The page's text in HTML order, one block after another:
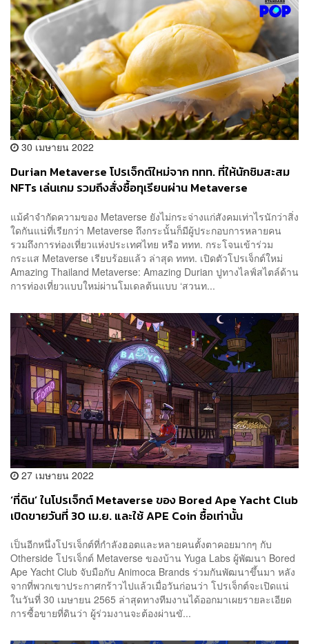
30 เมษายน 2022
Durian Metaverse โปรเจ็กต์ใหม่จาก ททท. ที่ให้นักชิมสะสม
NFTs เล่นเกม รวมถึงสั่งซื้อทุเรียนผ่าน Metaverse
แม้คำจำกัดความของ Metaverse ยังไม่กระจ่างแก่สังคมเท่าไรนักว่าสิ่ง
ใดกันแน่ที่เรียกว่า Metaverse ถึงกระนั้นก็มีผู้ประกอบการหลายคน
รวมถึงการท่องเที่ยวแห่งประเทศไทย หรือ ททท. กระโจนเข้าร่วม
กระแส Metaverse เรียบร้อยแล้ว ล่าสุด ททท. เปิดตัวโปรเจ็กต์ใหม่
Amazing Thailand Metaverse: Amazing Durian ปูทางไลฟ์สไตล์ด้าน
การท่องเที่ยวแบบใหม่ผ่านโมเดลต้นแบบ ‘สวนท...
27 เมษายน 2022
‘ที่ดิน’ ในโปรเจ็กต์ Metaverse ของ Bored Ape Yacht Club
เปิดขายวันที่ 30 เม.ย. และใช้ APE Coin ซื้อเท่านั้น
เป็นอีกหนึ่งโปรเจ็กต์ที่กำลังฮอตและหลายคนตั้งตาคอยมากๆ กับ
Otherside โปรเจ็กต์ Metaverse ของบ้าน Yuga Labs ผู้พัฒนา Bored
Ape Yacht Club จับมือกับ Animoca Brands ร่วมกันพัฒนาขึ้นมา หลัง
จากที่พวกเขาประกาศกร้าวไปแล้วเมื่อวันก่อนว่า โปรเจ็กต์จะเปิดแน่
ในวันที่ 30 เมษายน 2565 ล่าสุดทางทีมงานได้ออกมาเผยรายละเอียด
การซื้อขายที่ดินว่า ผู้ร่วมงานจะต้องผ่านขั...